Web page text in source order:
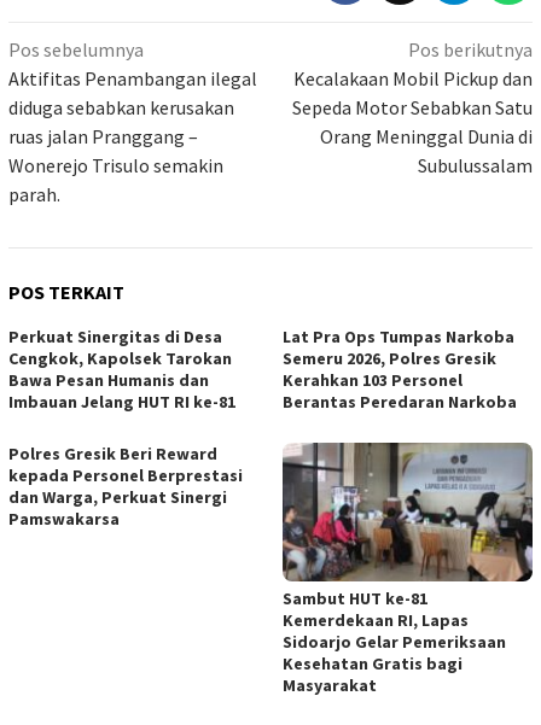
Navigasi
pos
Pos sebelumnya
Aktifitas Penambangan ilegal
diduga sebabkan kerusakan
ruas jalan Pranggang –
Wonerejo Trisulo semakin
parah.
Pos berikutnya
Kecalakaan Mobil Pickup dan
Sepeda Motor Sebabkan Satu
Orang Meninggal Dunia di
Subulussalam
POS TERKAIT
Perkuat Sinergitas di Desa
Cengkok, Kapolsek Tarokan
Bawa Pesan Humanis dan
Imbauan Jelang HUT RI ke-81
Lat Pra Ops Tumpas Narkoba
Semeru 2026, Polres Gresik
Kerahkan 103 Personel
Berantas Peredaran Narkoba
Polres Gresik Beri Reward
kepada Personel Berprestasi
dan Warga, Perkuat Sinergi
Pamswakarsa
Sambut HUT ke-81
Kemerdekaan RI, Lapas
Sidoarjo Gelar Pemeriksaan
Kesehatan Gratis bagi
Masyarakat